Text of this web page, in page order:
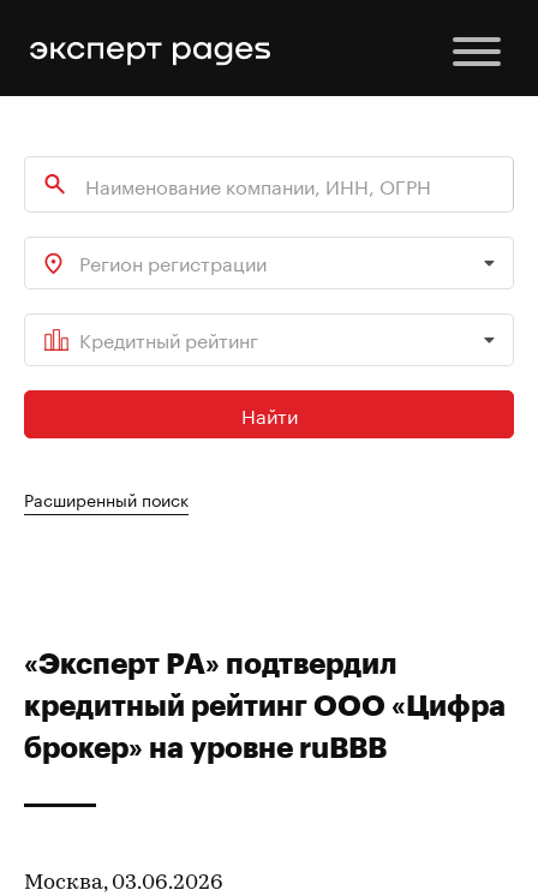
Регион регистрации
Кредитный рейтинг
Найти
Расширенный поиск
«Эксперт РА» подтвердил
кредитный рейтинг ООО «Цифра
брокер» на уровне ruВВВ
Москва, 03.06.2026